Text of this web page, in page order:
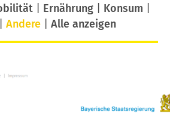
Ernährung Konsum
Andere| Alle anzeigen